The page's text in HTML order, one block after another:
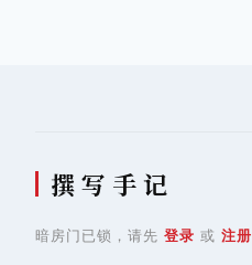
撰 写 手 记
暗房门已锁，请先 登录 或 注册